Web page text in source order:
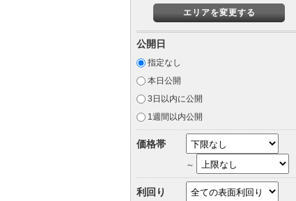
エリアを変更する
公開日
指定なし
本日公開
3日以内に公開
1週間以内公開
価格帯
～
利回り